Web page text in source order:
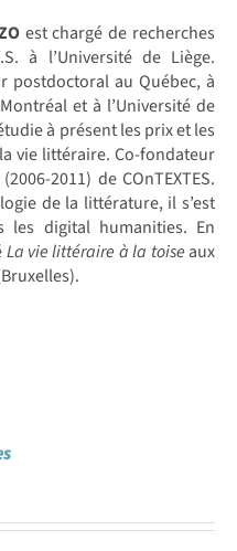
est chargé de recherches
à l’Université de Liège.
postdoctoral au Québec, à
et à l’Université de
à présent les prix et les
vie littéraire. Co-fondateur
2011) de COnTEXTES.
de la littérature, il s’est
les digital humanities. En
La vie littéraire à la toise aux